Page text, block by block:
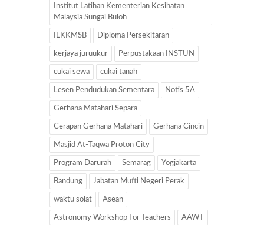
Institut Latihan Kementerian Kesihatan
Malaysia Sungai Buloh
ILKKMSB Diploma Persekitaran
kerjaya juruukur Perpustakaan INSTUN
cukai sewa cukai tanah
Lesen Pendudukan Sementara Notis 5A
Gerhana Matahari Separa
Cerapan Gerhana Matahari Gerhana Cincin
Masjid At-Taqwa Proton City
Program Darurah Semarag Yogjakarta
Bandung Jabatan Mufti Negeri Perak
waktu solat Asean
Astronomy Workshop For Teachers AAWT